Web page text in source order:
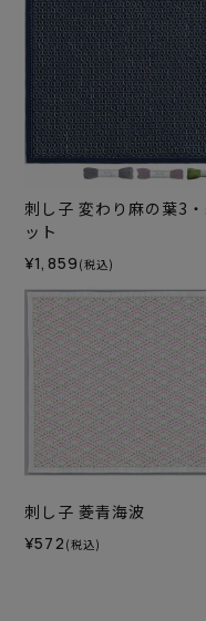
刺し子 変わり麻の葉3
ット
¥1,859 (税込)
刺し子 菱青海波
¥572 (税込)